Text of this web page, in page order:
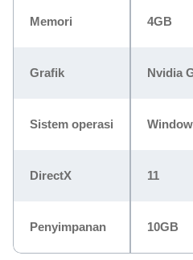
Memori 4GB
Grafik Nvidia
Sistem operasi
DirectX 11
Penyimpanan 10GB